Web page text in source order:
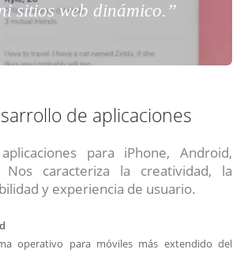
sitios web dinámico.”
de aplicaciones
para iPhone, Android,
caracteriza la creatividad, la
y experiencia de usuario.
operativo para móviles más extendido del